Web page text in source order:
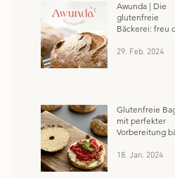
Awunda | Die
glutenfreie
Bäckerei: freu
Salzburg
29. Feb. 2024
Glutenfreie
mit perfekter
Vorbereitung
Frühstück
18. Jan. 2024